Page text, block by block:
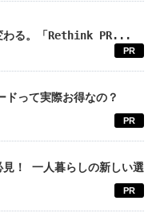
わる。「Rethink PR...
PR
ドって実際お得なの？
PR
見！ 一人暮らしの新しい選
PR